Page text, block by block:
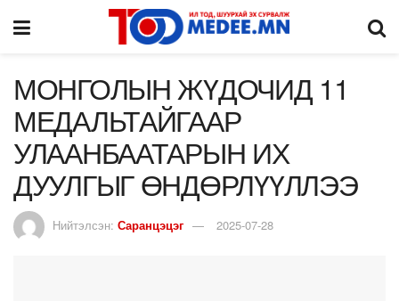
МОНГОЛЫН ЖҮДОЧИД 11
МЕДАЛЬТАЙГААР
УЛААНБААТАРЫН ИХ
ДУУЛГЫГ ӨНДӨРЛҮҮЛЛЭЭ
Нийтэлсэн: Саранцэцэг 2025-07-28